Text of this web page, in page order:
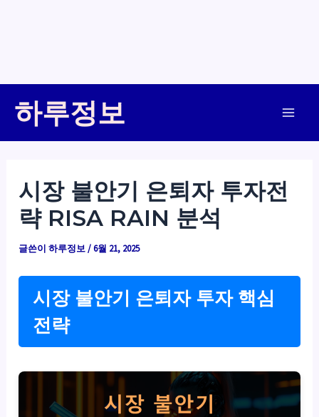
하루정보
시장 불안기 은퇴자 투자전
략 RISA RAIN 분석
글쓴이하루정보/6월 21, 2025
시장 불안기 은퇴자 투자 핵심
전략